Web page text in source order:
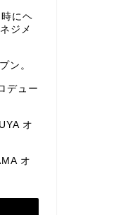
にヘ
ジメ
ン。
デュー
オ
オ